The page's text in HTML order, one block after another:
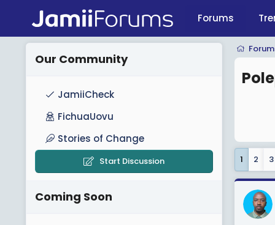
Forums
1 2 3
Our Community
JamiiCheck
FichuaUovu
Stories of Change
Start Discussion
Coming Soon